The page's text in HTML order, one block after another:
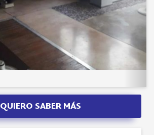
QUIERO SABER MÁS